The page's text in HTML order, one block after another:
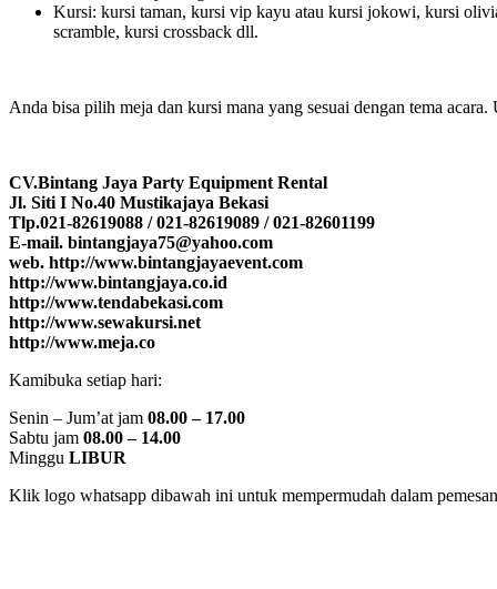
Kursi: kursi taman, kursi vip kayu atau kursi jokowi, kursi
scramble, kursi crossback dll.
Anda bisa pilih meja dan kursi mana yang sesuai dengan tema
CV.Bintang Jaya Party Equipment Rental
Jl. Siti I No.40 Mustikajaya Bekasi
Tlp.021-82619088 / 021-82619089 / 021-82601199
E-mail. bintangjaya75@yahoo.com
web. http://www.bintangjayaevent.com
http://www.bintangjaya.co.id
http://www.tendabekasi.com
http://www.sewakursi.net
http://www.meja.co
Kamibuka setiap hari:
Senin – Jum’at jam 08.00 – 17.00
Sabtu jam 08.00 – 14.00
Minggu LIBUR
Klik logo whatsapp dibawah ini untuk mempermudah dalam